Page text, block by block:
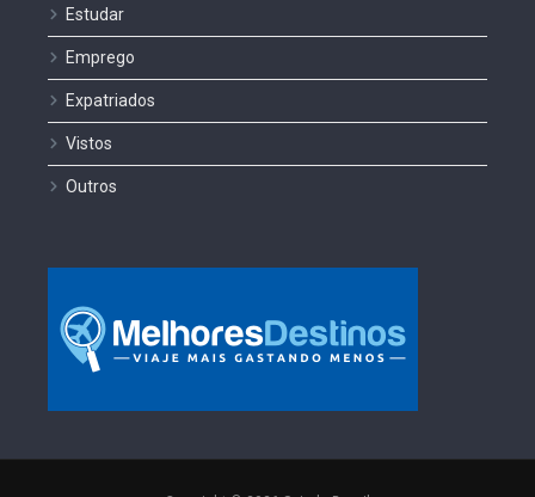
Estudar
Emprego
Expatriados
Vistos
Outros